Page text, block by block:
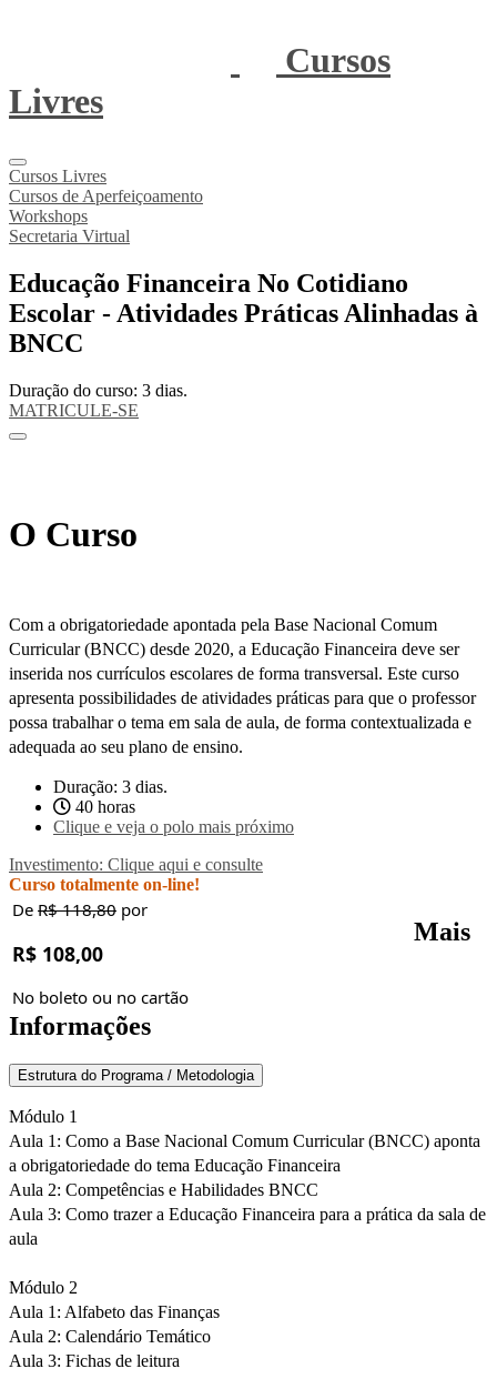
Cursos
Livres
Cursos Livres
Cursos de Aperfeiçoamento
Workshops
Secretaria Virtual
Educação Financeira No Cotidiano
Escolar - Atividades Práticas Alinhadas à
BNCC
Duração do curso: 3 dias.
MATRICULE-SE
O Curso
Com a obrigatoriedade apontada pela Base Nacional Comum
Curricular (BNCC) desde 2020, a Educação Financeira deve ser
inserida nos currículos escolares de forma transversal. Este curso
apresenta possibilidades de atividades práticas para que o professor
possa trabalhar o tema em sala de aula, de forma contextualizada e
adequada ao seu plano de ensino.
Duração: 3 dias.
40 horas
Clique e veja o polo mais próximo
Investimento: Clique aqui e consulte
Curso totalmente on-line!
De R$ 118,80 por
R$ 108,00
No boleto ou no cartão
Mais
Informações
Estrutura do Programa / Metodologia
Módulo 1
Aula 1: Como a Base Nacional Comum Curricular (BNCC) aponta
a obrigatoriedade do tema Educação Financeira
Aula 2: Competências e Habilidades BNCC
Aula 3: Como trazer a Educação Financeira para a prática da sala de
aula
Módulo 2
Aula 1: Alfabeto das Finanças
Aula 2: Calendário Temático
Aula 3: Fichas de leitura